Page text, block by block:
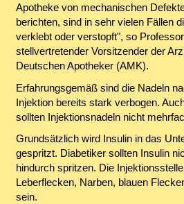
Apotheke von mechanischen
berichten, sind in sehr vielen Fällen
verklebt oder verstopft", so
stellvertretender Vorsitzender der
Deutschen Apotheker (AMK).
Erfahrungsgemäß sind die Nadeln
Injektion bereits stark verbogen.
sollten Injektionsnadeln nicht
Grundsätzlich wird Insulin in das
gespritzt. Diabetiker sollten Insulin
hindurch spritzen. Die
Leberflecken, Narben, blauen
sein.